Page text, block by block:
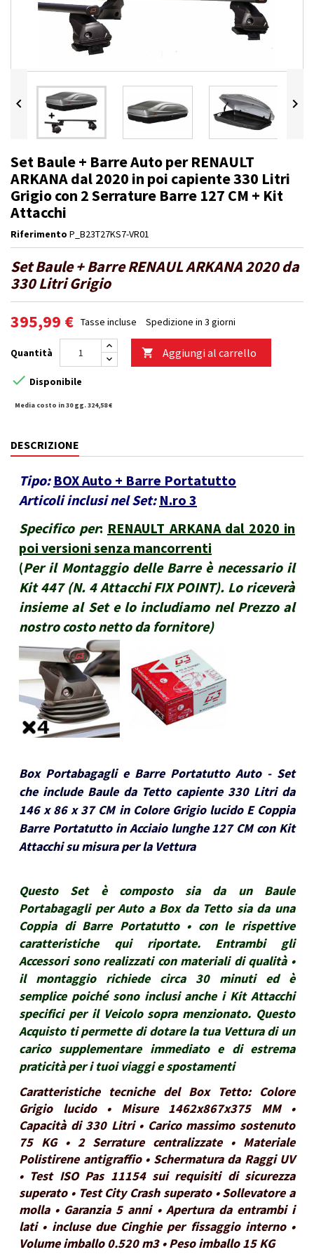
 
Set Baule + Barre Auto per RENAULT
ARKANA dal 2020 in poi capiente 330 Litri
Grigio con 2 Serrature Barre 127 CM + Kit
Attacchi
Riferimento P_B23T27KS7-VR01
Set Baule + Barre RENAUL ARKANA 2020 da
330 Litri Grigio
395,99 € Tasse incluse Spedizione in 3 giorni
Quantità  Aggiungi al carrello
 Disponibile
Media costo in 30 gg. 324,58 €
DESCRIZIONE
Tipo: BOX Auto + Barre Portatutto
Articoli inclusi nel Set: N.ro 3
Specifico per: RENAULT ARKANA dal 2020 in
poi versioni senza mancorrenti
(Per il Montaggio delle Barre è necessario il
Kit 447 (N. 4 Attacchi FIX POINT). Lo riceverà
insieme al Set e lo includiamo nel Prezzo al
nostro costo netto da fornitore)
Box Portabagagli e Barre Portatutto Auto - Set
che include Baule da Tetto capiente 330 Litri da
146 x 86 x 37 CM in Colore Grigio lucido E Coppia
Barre Portatutto in Acciaio lunghe 127 CM con Kit
Attacchi su misura per la Vettura
Questo Set è composto sia da un Baule
Portabagagli per Auto a Box da Tetto sia da una
Coppia di Barre Portatutto • con le rispettive
caratteristiche qui riportate. Entrambi gli
Accessori sono realizzati con materiali di qualità •
il montaggio richiede circa 30 minuti ed è
semplice poiché sono inclusi anche i Kit Attacchi
specifici per il Veicolo sopra menzionato. Questo
Acquisto ti permette di dotare la tua Vettura di un
carico supplementare immediato e di estrema
praticità per i tuoi viaggi e spostamenti
Caratteristiche tecniche del Box Tetto: Colore
Grigio lucido • Misure 1462x867x375 MM •
Capacità di 330 Litri • Carico massimo sostenuto
75 KG • 2 Serrature centralizzate • Materiale
Polistirene antigraffio • Schermatura da Raggi UV
• Test ISO Pas 11154 sui requisiti di sicurezza
superato • Test City Crash superato • Sollevatore a
molla • Garanzia 5 anni • Apertura da entrambi i
lati • incluse due Cinghie per fissaggio interno •
Volume imballo 0.520 m3 • Peso imballo 15 KG